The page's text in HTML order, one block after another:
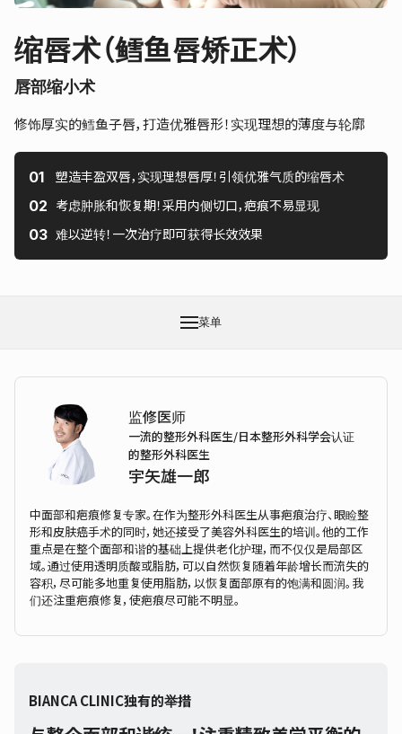
缩唇术（鳕鱼唇矫正术）
唇部缩小术
修饰厚实的鳕鱼子唇，打造优雅唇形！实现理想的薄度与轮廓
塑造丰盈双唇，实现理想唇厚！引领优雅气质的缩唇术
考虑肿胀和恢复期！采用内侧切口，疤痕不易显现
难以逆转！一次治疗即可获得长效效果
菜单
监修医师
一流的整形外科医生/日本整形外科学会认证
的整形外科医生
宇矢雄一郎
中面部和疤痕修复专家。在作为整形外科医生从事疤痕治疗、眼睑整
形和皮肤癌手术的同时，她还接受了美容外科医生的培训。他的工作
重点是在整个面部和谐的基础上提供老化护理，而不仅仅是局部区
域。通过使用透明质酸或脂肪，可以自然恢复随着年龄增长而流失的
容积，尽可能多地重复使用脂肪，以恢复面部原有的饱满和圆润。我
们还注重疤痕修复，使疤痕尽可能不明显。
BIANCA CLINIC独有的举措